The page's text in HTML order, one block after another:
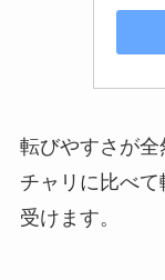
転びやすさが全
チャリに比べて
受けます。